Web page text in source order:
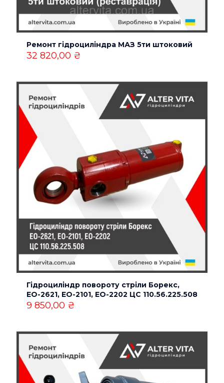
Назва*
Зберегти моє ім'я, e-mail, та адресу сайту в цьому
браузері для моїх подальших коментарів.
Ремонт гідроциліндра МАЗ 5ти штоковий
32 820,00 ₴
Гідроциліндр повороту стріли Борекс,
ЕО-2621, ЕО-2101, ЕО-2202 ЦС 110.56.225.508
9 850,00 ₴